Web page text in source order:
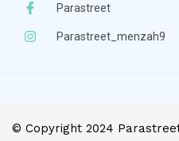
Parastreet
Parastreet_menzah9
© Copyright 2024